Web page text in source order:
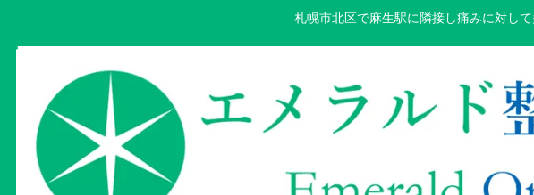
札幌市北区で麻生駅に隣接し痛みに対し